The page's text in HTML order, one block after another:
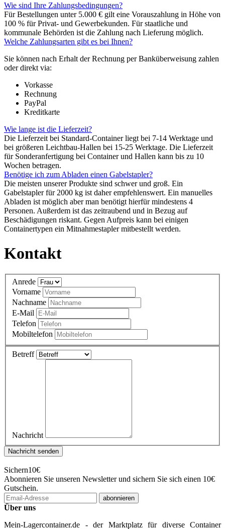
Wie sind Ihre Zahlungsbedingungen?
Für Bestellungen unter 5.000 € gilt eine Vorauszahlung in Höhe von
100 % für Privat- und Gewerbekunden. Für staatliche und
kommunale Behörden ist die Zahlung nach Lieferung möglich.
Welche Zahlungsarten gibt es bei Ihnen?
Sie können nach Erhalt der Rechnung per Banküberweisung zahlen
oder direkt via:
Vorkasse
Rechnung
PayPal
Kreditkarte
Wie lange ist die Lieferzeit?
Die Lieferzeit bei Standard-Container liegt bei 7-14 Werktage und
bei größeren Leichtbau-Hallen bei 15-25 Werktage. Die Lieferzeit
für Sonderanfertigung bei Container und Hallen kann bis zu 10
Wochen betragen.
Benötige ich zum Abladen einen Gabelstapler?
Die meisten unserer Produkte sind schwer und groß. Ein
Gabelstapler für 2000 kg ist daher empfehlenswert. Ein manuelles
Abladen ist möglich aber man benötigt hierfür mindestens 4
Personen. Außerdem ist das zeitraubend und in Bezug auf
Beschädigungen riskant. Gegen Aufpreis kann bei einigen
Containertypen ein Mitnahmestapler mitbestellt werden.
Kontakt
Anrede
Vorname
Nachname
E-Mail
Telefon
Mobiltelefon
Betreff
Nachricht
Nachricht senden
Sichern10€
Abonnieren Sie unseren Newsletter und sichern Sie sich einen 10€
Gutschein.
Email-
Adresse
abonnieren
Über uns
Mein-Lagercontainer.de - der Marktplatz für diverse Container